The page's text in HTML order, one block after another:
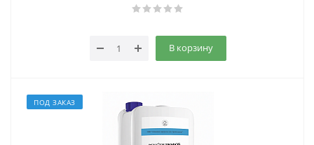
В корзину
ПОД ЗАКАЗ